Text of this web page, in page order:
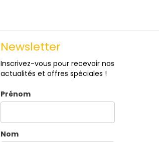
Newsletter
Inscrivez-vous pour recevoir nos
actualités et offres spéciales !
Prénom
Nom